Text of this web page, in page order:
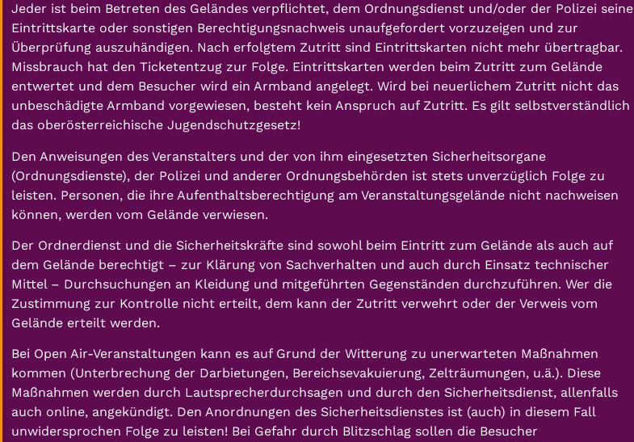
Jeder ist beim Betreten des Geländes verpflichtet, dem Ordnungsdienst und/oder der Polizei seine
Eintrittskarte oder sonstigen Berechtigungsnachweis unaufgefordert vorzuzeigen und zur
Überprüfung auszuhändigen. Nach erfolgtem Zutritt sind Eintrittskarten nicht mehr übertragbar.
Missbrauch hat den Ticketentzug zur Folge. Eintrittskarten werden beim Zutritt zum Gelände
entwertet und dem Besucher wird ein Armband angelegt. Wird bei neuerlichem Zutritt nicht das
unbeschädigte Armband vorgewiesen, besteht kein Anspruch auf Zutritt. Es gilt selbstverständlich
das oberösterreichische Jugendschutzgesetz!
Den Anweisungen des Veranstalters und der von ihm eingesetzten Sicherheitsorgane
(Ordnungsdienste), der Polizei und anderer Ordnungsbehörden ist stets unverzüglich Folge zu
leisten. Personen, die ihre Aufenthaltsberechtigung am Veranstaltungsgelände nicht nachweisen
können, werden vom Gelände verwiesen.
Der Ordnerdienst und die Sicherheitskräfte sind sowohl beim Eintritt zum Gelände als auch auf
dem Gelände berechtigt – zur Klärung von Sachverhalten und auch durch Einsatz technischer
Mittel – Durchsuchungen an Kleidung und mitgeführten Gegenständen durchzuführen. Wer die
Zustimmung zur Kontrolle nicht erteilt, dem kann der Zutritt verwehrt oder der Verweis vom
Gelände erteilt werden.
Bei Open Air-Veranstaltungen kann es auf Grund der Witterung zu unerwarteten Maßnahmen
kommen (Unterbrechung der Darbietungen, Bereichsevakuierung, Zelträumungen, u.ä.). Diese
Maßnahmen werden durch Lautsprecherdurchsagen und durch den Sicherheitsdienst, allenfalls
auch online, angekündigt. Den Anordnungen des Sicherheitsdienstes ist (auch) in diesem Fall
unwidersprochen Folge zu leisten! Bei Gefahr durch Blitzschlag sollen die Besucher